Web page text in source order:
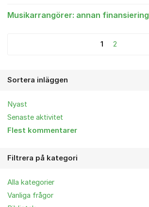
Musikarrangörer: annan finansiering
1 2
Sortera inläggen
Nyast
Senaste aktivitet
Flest kommentarer
Filtrera på kategori
Alla kategorier
Vanliga frågor